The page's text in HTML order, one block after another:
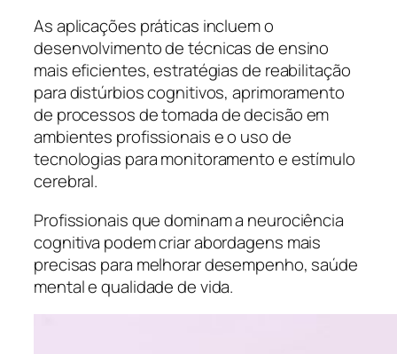
As aplicações práticas incluem o
desenvolvimento de técnicas de ensino
mais eficientes, estratégias de reabilitação
para distúrbios cognitivos, aprimoramento
de processos de tomada de decisão em
ambientes profissionais e o uso de
tecnologias para monitoramento e estímulo
cerebral.
Profissionais que dominam a neurociência
cognitiva podem criar abordagens mais
precisas para melhorar desempenho, saúde
mental e qualidade de vida.